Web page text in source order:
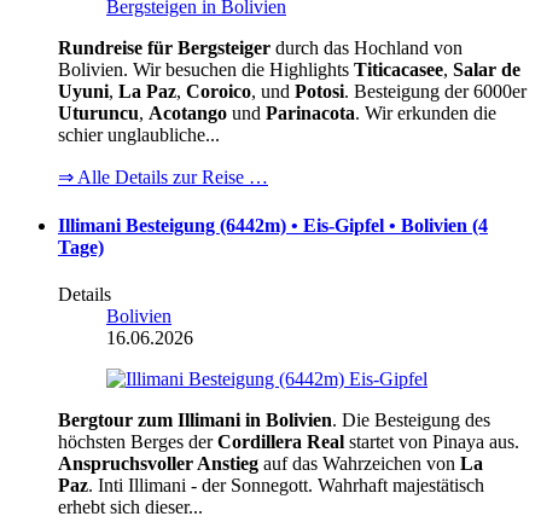
Rundreise für Bergsteiger durch das Hochland von
Bolivien. Wir besuchen die Highlights Titicacasee, Salar de
Uyuni, La Paz, Coroico, und Potosi. Besteigung der 6000er
Uturuncu, Acotango und Parinacota. Wir erkunden die
schier unglaubliche...
⇒ Alle Details zur Reise …
Illimani Besteigung (6442m) • Eis-Gipfel • Bolivien (4
Tage)
Details
Bolivien
16.06.2026
Bergtour zum Illimani in Bolivien. Die Besteigung des
höchsten Berges derCordillera Real startet von Pinaya aus.
Anspruchsvoller Anstieg auf das Wahrzeichen von La
Paz. Inti Illimani - der Sonnegott. Wahrhaft majestätisch
erhebt sich dieser...